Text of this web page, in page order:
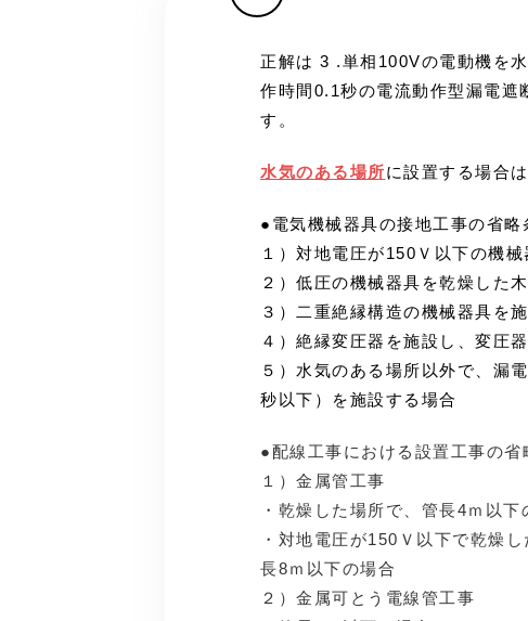
正解は 3 .単相100Vの電動機を
作時間0.1秒の電流動作型漏電遮
す。
水気のある場所に設置する場合
●電気機械器具の接地工事の省略
１）対地電圧が150Ｖ以下の機
２）低圧の機械器具を乾燥した
３）二重絶縁構造の機械器具を
４）絶縁変圧器を施設し、変圧
５）水気のある場所以外で、漏
秒以下）を施設する場合
●配線工事における設置工事の省
１）金属管工事
・乾燥した場所で、管長4ｍ以下
・対地電圧が150Ｖ以下で乾燥
長8ｍ以下の場合
２）金属可とう電線管工事